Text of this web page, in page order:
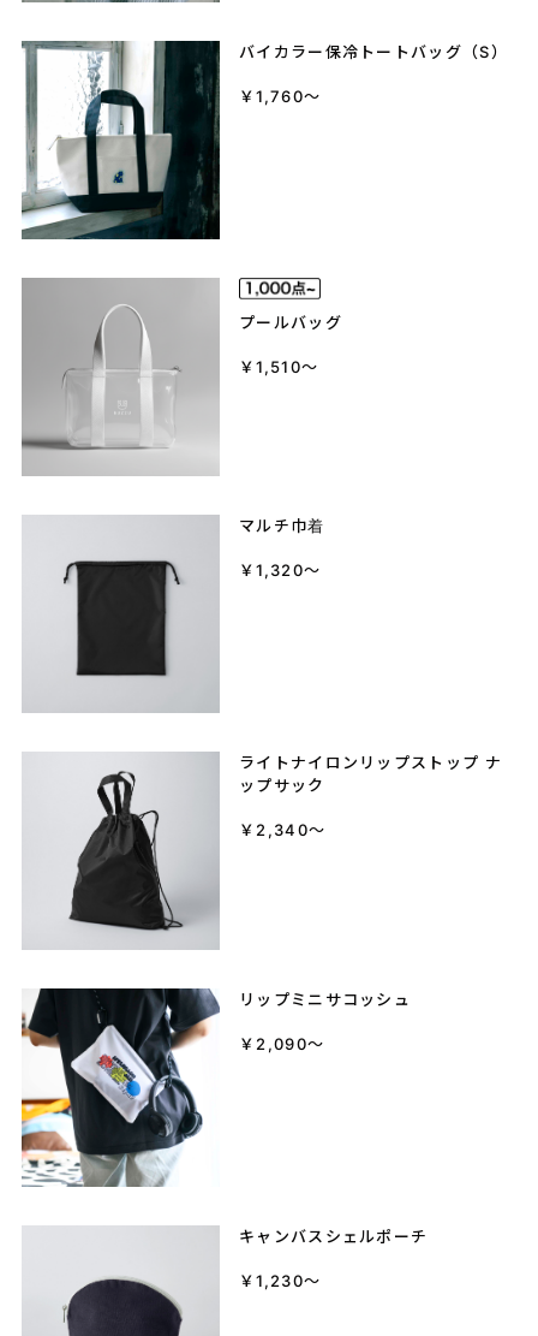
バイカラー保冷トートバッグ（S）
￥1,760～
プールバッグ
￥1,510～
マルチ巾着
￥1,320～
ライトナイロンリップストップ ナ
ップサック
￥2,340～
リップミニサコッシュ
￥2,090～
キャンバスシェルポーチ
￥1,230～